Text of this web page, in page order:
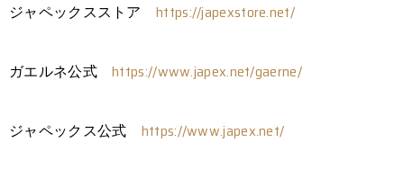
ジャペックスストアhttps://japexstore.net/
ガエルネ公式https://www.japex.net/gaerne/
ジャペックス公式 https://www.japex.net/